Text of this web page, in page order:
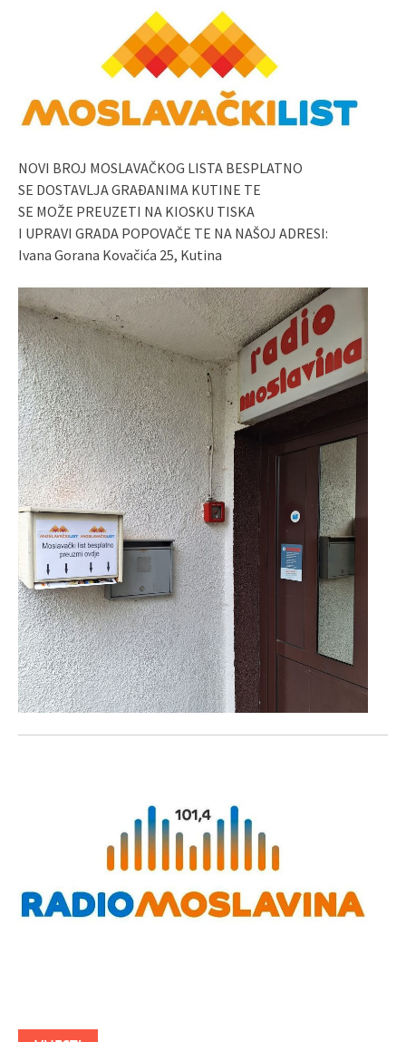
NOVI BROJ MOSLAVAČKOG LISTA BESPLATNO
SE DOSTAVLJA GRAĐANIMA KUTINE TE
SE MOŽE PREUZETI NA KIOSKU TISKA
I UPRAVI GRADA POPOVAČE TE NA NAŠOJ ADRESI:
Ivana Gorana Kovačića 25, Kutina